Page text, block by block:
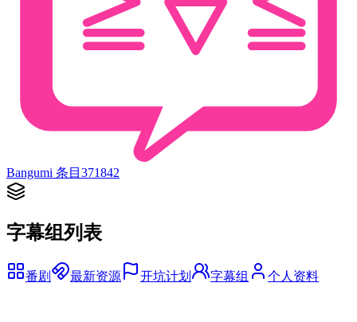
Bangumi 条目 371842
字幕组列表
番剧 最新资源 开坑计划 字幕组 个人资料